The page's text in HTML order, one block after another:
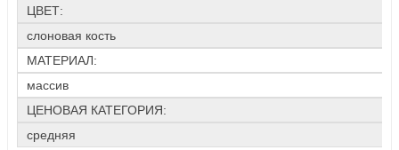
ЦВЕТ:
слоновая кость
МАТЕРИАЛ:
массив
ЦЕНОВАЯ КАТЕГОРИЯ:
средняя